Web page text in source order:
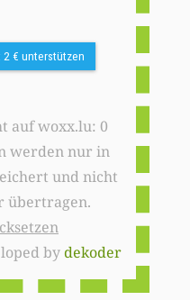
€ unterstützen
auf woxx.lu: 0
werden nur in
und nicht
übertragen.
bydekoder